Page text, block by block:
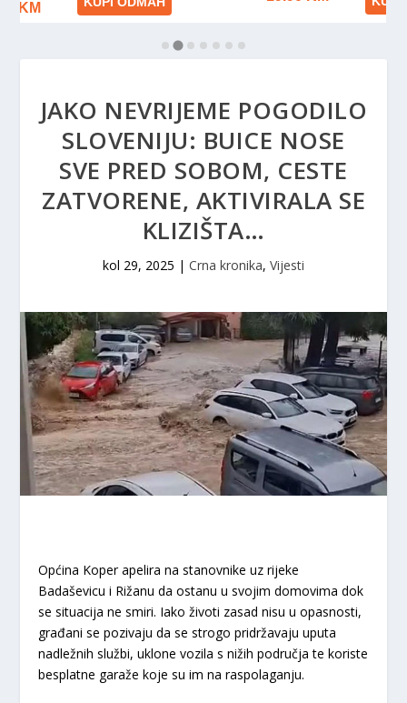
JAKO NEVRIJEME POGODILO
SLOVENIJU: BUICE NOSE
SVE PRED SOBOM, CESTE
ZATVORENE, AKTIVIRALA SE
KLIZIŠTA…
kol 29, 2025 | Crna kronika, Vijesti
Općina Koper apelira na stanovnike uz rijeke
Badaševicu i Rižanu da ostanu u svojim domovima dok
se situacija ne smiri. Iako životi zasad nisu u opasnosti,
građani se pozivaju da se strogo pridržavaju uputa
nadležnih službi, uklone vozila s nižih područja te koriste
besplatne garaže koje su im na raspolaganju.